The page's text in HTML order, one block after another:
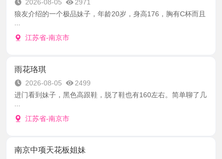
2026-08-05
2971
狼友介绍的一个极品妹子，年龄20岁，身高176，胸有C杯而且
...
江苏省-南京市
雨花珞琪
2026-08-05
2499
进门看到妹子，黑色高跟鞋，脱了鞋也有160左右。简单聊了几
江苏省-南京市
南京中项天花板姐妹